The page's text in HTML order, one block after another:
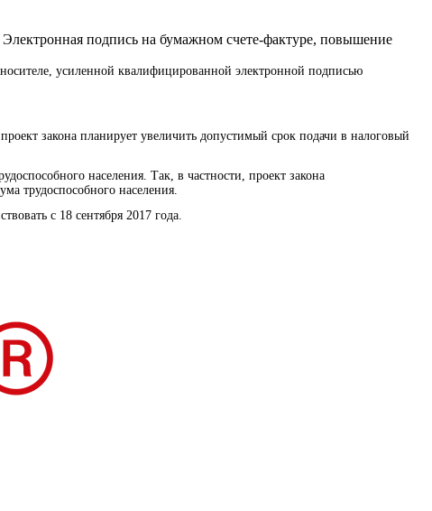
подпись на бумажном счете-фактуре, повышение
усиленной квалифицированной электронной подписью
закона планирует увеличить допустимый срок подачи в налоговый
населения. Так, в частности, проект закона
трудоспособного населения.
с 18 сентября 2017 года.